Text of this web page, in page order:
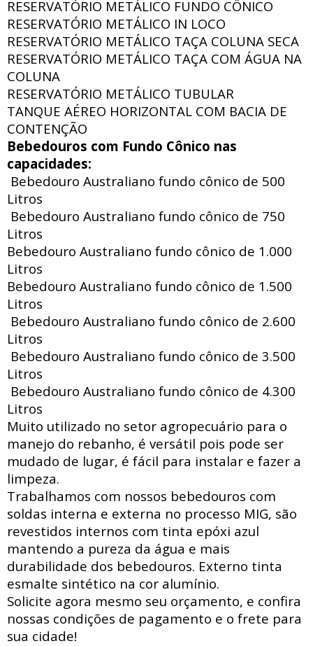
RESERVATÓRIO METÁLICO FUNDO CÔNICO
RESERVATÓRIO METÁLICO IN LOCO
RESERVATÓRIO METÁLICO TAÇA COLUNA SECA
RESERVATÓRIO METÁLICO TAÇA COM ÁGUA NA
COLUNA
RESERVATÓRIO METÁLICO TUBULAR
TANQUE AÉREO HORIZONTAL COM BACIA DE
CONTENÇÃO
Bebedouros com Fundo Cônico nas
capacidades:
Bebedouro Australiano fundo cônico de 500
Litros
Bebedouro Australiano fundo cônico de 750
Litros
Bebedouro Australiano fundo cônico de 1.000
Litros
Bebedouro Australiano fundo cônico de 1.500
Litros
Bebedouro Australiano fundo cônico de 2.600
Litros
Bebedouro Australiano fundo cônico de 3.500
Litros
Bebedouro Australiano fundo cônico de 4.300
Litros
Muito utilizado no setor agropecuário para o
manejo do rebanho, é versátil pois pode ser
mudado de lugar, é fácil para instalar e fazer a
limpeza.
Trabalhamos com nossos bebedouros com
soldas interna e externa no processo MIG, são
revestidos internos com tinta epóxi azul
mantendo a pureza da água e mais
durabilidade dos bebedouros. Externo tinta
esmalte sintético na cor alumínio.
Solicite agora mesmo seu orçamento, e confira
nossas condições de pagamento e o frete para
sua cidade!